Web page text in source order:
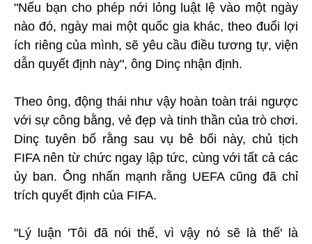
"Nếu bạn cho phép nới lỏng luật lệ vào một ngày
nào đó, ngày mai một quốc gia khác, theo đuổi lợi
ích riêng của mình, sẽ yêu cầu điều tương tự, viện
dẫn quyết định này", ông Dinç nhận định.
Theo ông, động thái như vậy hoàn toàn trái ngược
với sự công bằng, vẻ đẹp và tinh thần của trò chơi.
Dinç tuyên bố rằng sau vụ bê bối này, chủ tịch
FIFA nên từ chức ngay lập tức, cùng với tất cả các
ủy ban. Ông nhấn mạnh rằng UEFA cũng đã chỉ
trích quyết định của FIFA.
"Lý luận 'Tôi đã nói thế, vì vậy nó sẽ là thế' là